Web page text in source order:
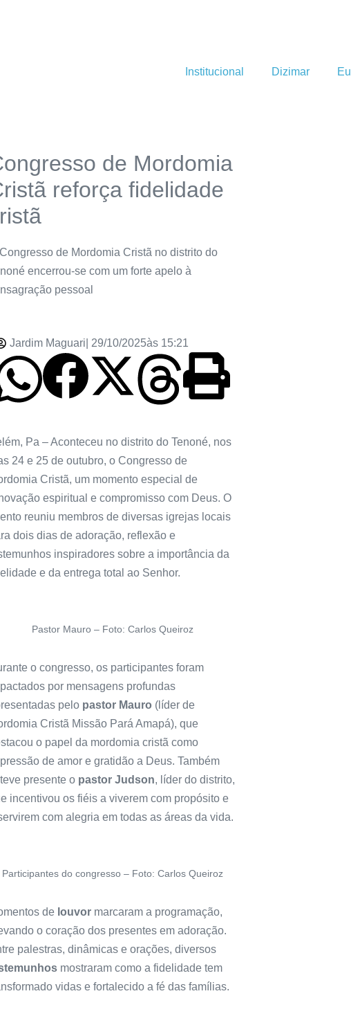
Institucional Dizimar
de Mordomia
reforça fidelidade
de Mordomia Cristã no distrito do
encerrou-se com um forte apelo à
pessoal
Jardim Maguari 29/10/2025às 15:21
Pa – Aconteceu no distrito do Tenoné, nos
24 e 25 de outubro, o Congresso de
Cristã, um momento especial de
espiritual e compromisso com Deus. O
reuniu membros de diversas igrejas locais
dois dias de adoração, reflexão e
inspiradores sobre a importância da
e da entrega total ao Senhor.
Pastor Mauro – Foto: Carlos Queiroz
o congresso, os participantes foram
por mensagens profundas
pelo pastor Mauro (líder de
Cristã Missão Pará Amapá), que
o papel da mordomia cristã como
de amor e gratidão a Deus. Também
presente o pastor Judson, líder do distrito,
incentivou os fiéis a viverem com propósito e
com alegria em todas as áreas da vida.
Participantes do congresso – Foto: Carlos Queiroz
de louvormarcaram a programação,
o coração dos presentes em adoração.
palestras, dinâmicas e orações, diversos
mostraram como a fidelidade tem
vidas e fortalecido a fé das famílias.